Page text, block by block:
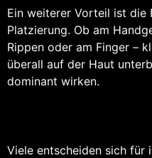
Ein weiterer Vorteil ist die
Platzierung. Ob am
Rippen oder am Finger –
überall auf der Haut
dominant wirken.
Viele entscheiden sich für